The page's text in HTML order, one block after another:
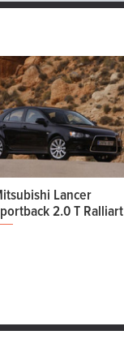
Lancer
2.0 T Ralliart